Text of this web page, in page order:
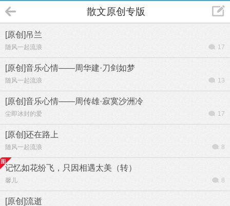
散文原创专版
[原创]吊兰
随风一起流浪 17
[原创]音乐心情——周华建·刀剑如梦
随风一起流浪 13
[原创]音乐心情——周传雄·寂寞沙洲冷
尘即冰封的爱 17
[原创]还在路上
随风一起流浪 8
记忆如花纷飞，只因相遇太美（转）
馨儿 8
[原创]流逝